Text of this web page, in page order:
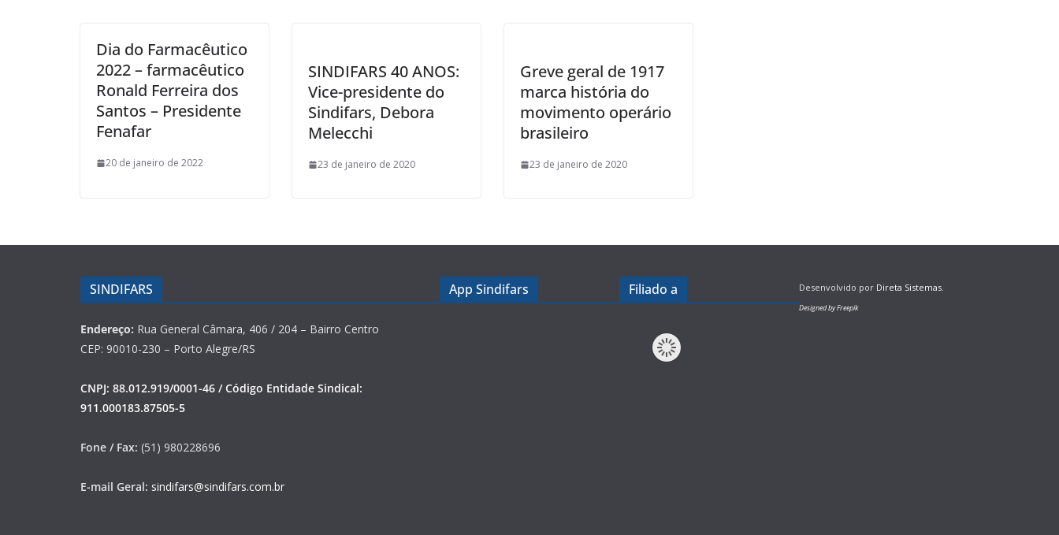
Dia do Farmacêutico
2022 – farmacêutico
Ronald Ferreira dos
Santos – Presidente
Fenafar
20 de janeiro de 2022
SINDIFARS 40 ANOS:
Vice-presidente do
Sindifars, Debora
Melecchi
23 de janeiro de 2020
Greve geral de 1917
marca história do
movimento operário
brasileiro
23 de janeiro de 2020
SINDIFARS
Endereço: Rua General Câmara, 406 / 204 – Bairro Centro
CEP: 90010-230 – Porto Alegre/RS
CNPJ: 88.012.919/0001-46 / Código Entidade Sindical:
911.000183.87505-5
Fone / Fax: (51) 980228696
E-mail Geral: sindifars@sindifars.com.br
App Sindifars Filiado a Desenvolvido por Direta Sistemas.
Designed by Freepik